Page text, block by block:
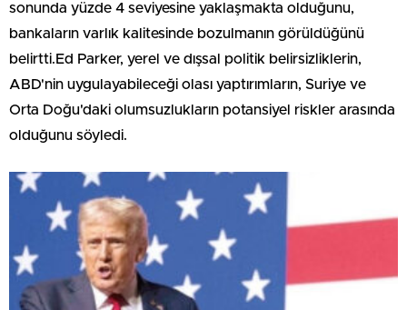
sonunda yüzde 4 seviyesine yaklaşmakta olduğunu,
bankaların varlık kalitesinde bozulmanın görüldüğünü
belirtti.Ed Parker, yerel ve dışsal politik belirsizliklerin,
ABD'nin uygulayabileceği olası yaptırımların, Suriye ve
Orta Doğu'daki olumsuzlukların potansiyel riskler arasında
olduğunu söyledi.